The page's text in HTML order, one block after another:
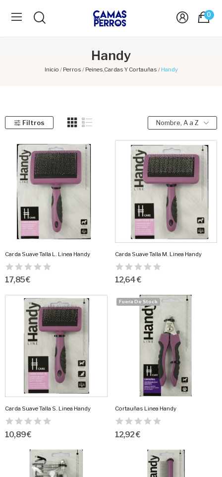
0
Handy
Inicio Perros Peines,Cardas Y Cortauñas Handy
Filtros Nombre, A a Z
Carda Suave Talla L. Linea Handy
17,85 €
Carda Suave Talla M. Linea Handy
12,64 €
Carda Suave Talla S. Linea Handy
10,89 €
Fuera De Stock
Cortauñas Linea Handy
12,92 €